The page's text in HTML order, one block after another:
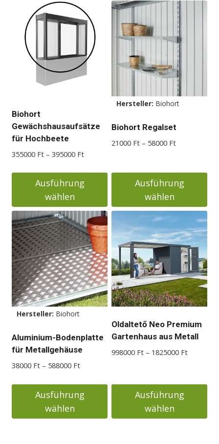
Biohort
Gewächshausaufsätze
für Hochbeete
355000 Ft – 395000 FtPreisspanne:
bis
395000 Ft
Ausführung
wählen
Dieses
Produkt
weist
mehrere
Varianten
auf.
Die
Optionen
können
auf
der
gewählt
werden
Hersteller: Biohort
Biohort Regalset
21000 Ft – 58000 FtPreisspanne:
58000 Ft
Ausführung
wählen
Dieses
Produkt
weist
mehrere
Varianten
auf.
Die
Optionen
können
auf
Produktseite
werden
Hersteller: Biohort
Aluminium-Bodenplatte
für Metallgehäuse
38000 Ft – 588000 FtPreisspanne:
bis
588000 Ft
Ausführung
wählen
Oldaltető Neo Premium
Gartenhaus aus Metall
998000 Ft – 1825000 Ft
1825000
Ausführung
wählen